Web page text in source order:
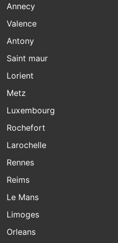
Annecy
Valence
Antony
Saint maur
Lorient
Metz
Luxembourg
Rochefort
Larochelle
Rennes
Reims
Le Mans
Limoges
Orleans